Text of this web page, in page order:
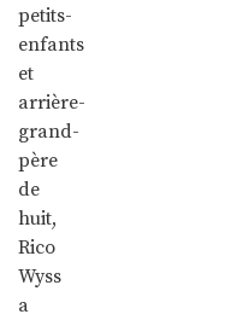
petits-
enfants
et
arrière-
grand-
père
de
huit,
Rico
Wyss
a